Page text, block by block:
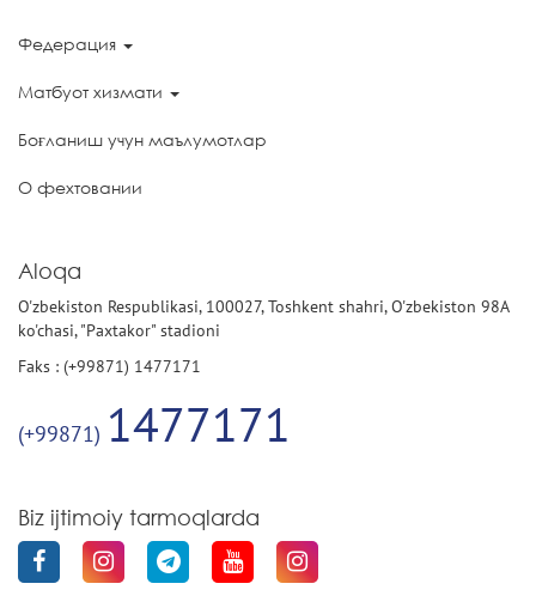
Федерация
Матбуот хизмати
Боғланиш учун маълумотлар
О фехтовании
Aloqa
O'zbekiston Respublikasi, 100027, Toshkent shahri, O'zbekiston 98A
ko'chasi, "Paxtakor" stadioni
Faks : (+99871) 1477171
(+99871) 1477171
Biz ijtimoiy tarmoqlarda